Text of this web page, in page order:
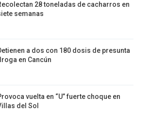
28 toneladas de cacharros en
semanas
a dos con 180 dosis de presunta
en Cancún
vuelta en “U” fuerte choque en
del Sol